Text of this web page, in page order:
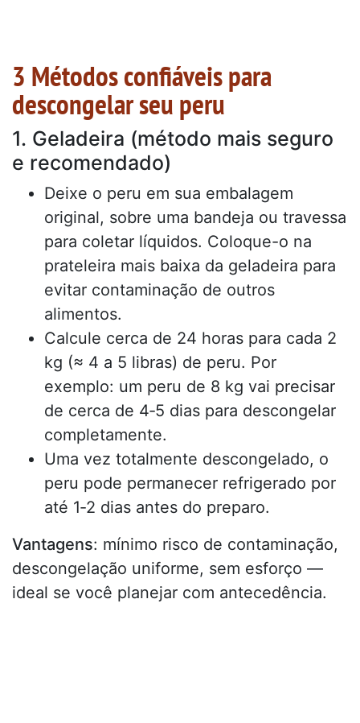
3 Métodos confiáveis para
descongelar seu peru
1. Geladeira (método mais seguro
e recomendado)
Deixe o peru em sua embalagem
original, sobre uma bandeja ou travessa
para coletar líquidos. Coloque-o na
prateleira mais baixa da geladeira para
evitar contaminação de outros
alimentos.
Calcule cerca de 24 horas para cada 2
kg (≈ 4 a 5 libras) de peru. Por
exemplo: um peru de 8 kg vai precisar
de cerca de 4‑5 dias para descongelar
completamente.
Uma vez totalmente descongelado, o
peru pode permanecer refrigerado por
até 1‑2 dias antes do preparo.
Vantagens: mínimo risco de contaminação,
descongelação uniforme, sem esforço —
ideal se você planejar com antecedência.